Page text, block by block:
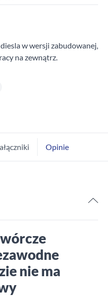
w wersji zabudowanej,
na zewnątrz.
Opinie
nie ma